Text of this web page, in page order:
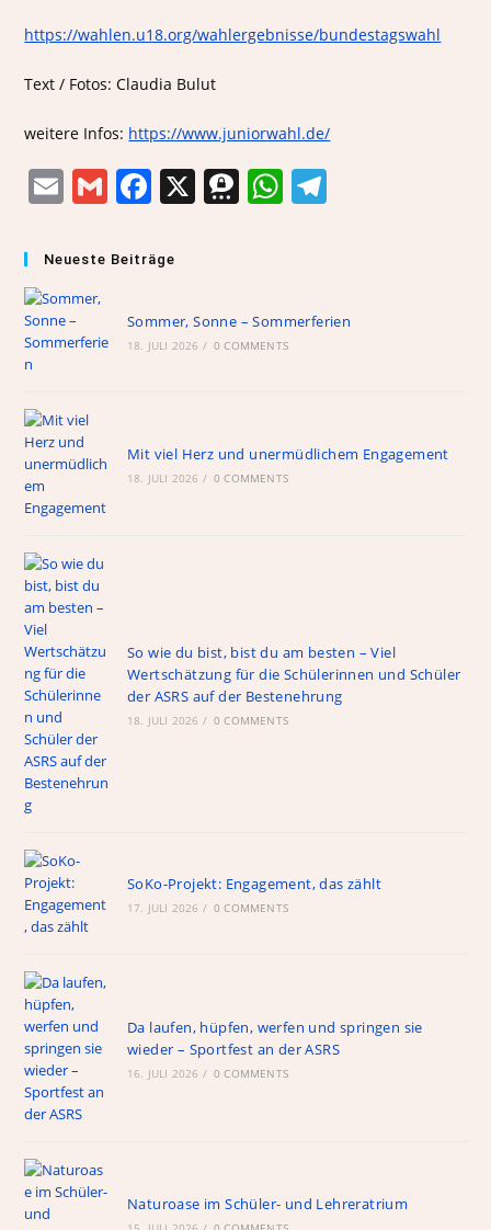
https://wahlen.u18.org/wahlergebnisse/bundestagswahl
Text / Fotos: Claudia Bulut
weitere Infos: https://www.juniorwahl.de/
E
ai
l
G
ai
F
c
b
o
X T
m
a
W
A
p
a
Neueste Beiträge
Sommer, Sonne – Sommerferien
18. JULI 2026 / 0 COMMENTS
Mit viel Herz und unermüdlichem Engagement
18. JULI 2026 / 0 COMMENTS
So wie du bist, bist du am besten – Viel
Wertschätzung für die Schülerinnen und Schüler
der ASRS auf der Bestenehrung
18. JULI 2026 / 0 COMMENTS
SoKo-Projekt: Engagement, das zählt
17. JULI 2026 / 0 COMMENTS
Da laufen, hüpfen, werfen und springen sie
wieder – Sportfest an der ASRS
16. JULI 2026 / 0 COMMENTS
Naturoase im Schüler- und Lehreratrium